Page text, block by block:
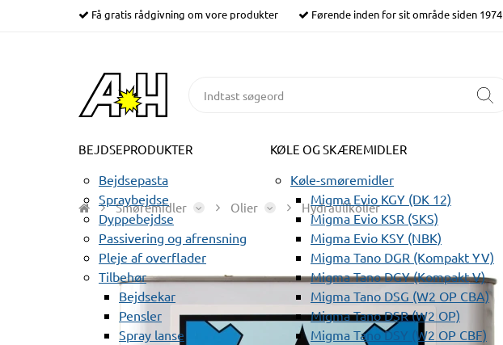
Få gratis rådgivning om vore produkter Førende inden for sit område siden 1974
BEJDSEPRODUKTER
Bejdsepasta
Spraybejdse
Dyppebejdse
Passivering og afrensning
Pleje af overflader
Tilbehør
Bejdsekar
Pensler
Spray lanse
KØLE OG SKÆREMIDLER
Køle-smøremidler
Migma Evio KGY (DK 12)
Migma Evio KSR (SKS)
Migma Evio KSY (NBK)
Migma Tano DGR (Kompakt YV)
Migma Tano DGY (Kompakt V)
Migma Tano DSG (W2 OP CBA)
Migma Tano DSR (W2 OP)
Migma Tano DSY (W2 OP CBF)
Smøremidler Olier Hydraulikolier